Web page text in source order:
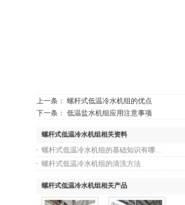
上一条： 螺杆式低温冷水机组的优点
下一条： 低温盐水机组应用注意事项
螺杆式低温冷水机组相关资料
螺杆式低温冷水机组的基础知识有哪...
螺杆式低温冷水机组的清洗方法
螺杆式低温冷水机组相关产品